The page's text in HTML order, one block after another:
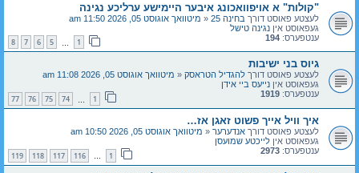
"קולות" א אויפוואכונג איבער היימישע ערליכע נגינה
לעצטע פאוסט דורך בחינה 25 « מיטוואך אוגוסט 05, 2026 11:50 am
געפאוסט אין נגינה טישל
ענטפערס: 194
1
5
6
7
8
גיוס בני ישיבות
לעצטע פאוסט דורך להגדיל הטראסק « מיטוואך אוגוסט 05, 2026 11:08 am
געפאוסט אין נייעס ביי אידן
ענטפערס: 1919
1
74
75
76
77
איך וויל אייך פשוט זאגן אז…
לעצטע פאוסט דורך אנדערער « מיטוואך אוגוסט 05, 2026 10:50 am
געפאוסט אין לייכטע שמועסן
ענטפערס: 2973
1
…
116
117
118
119